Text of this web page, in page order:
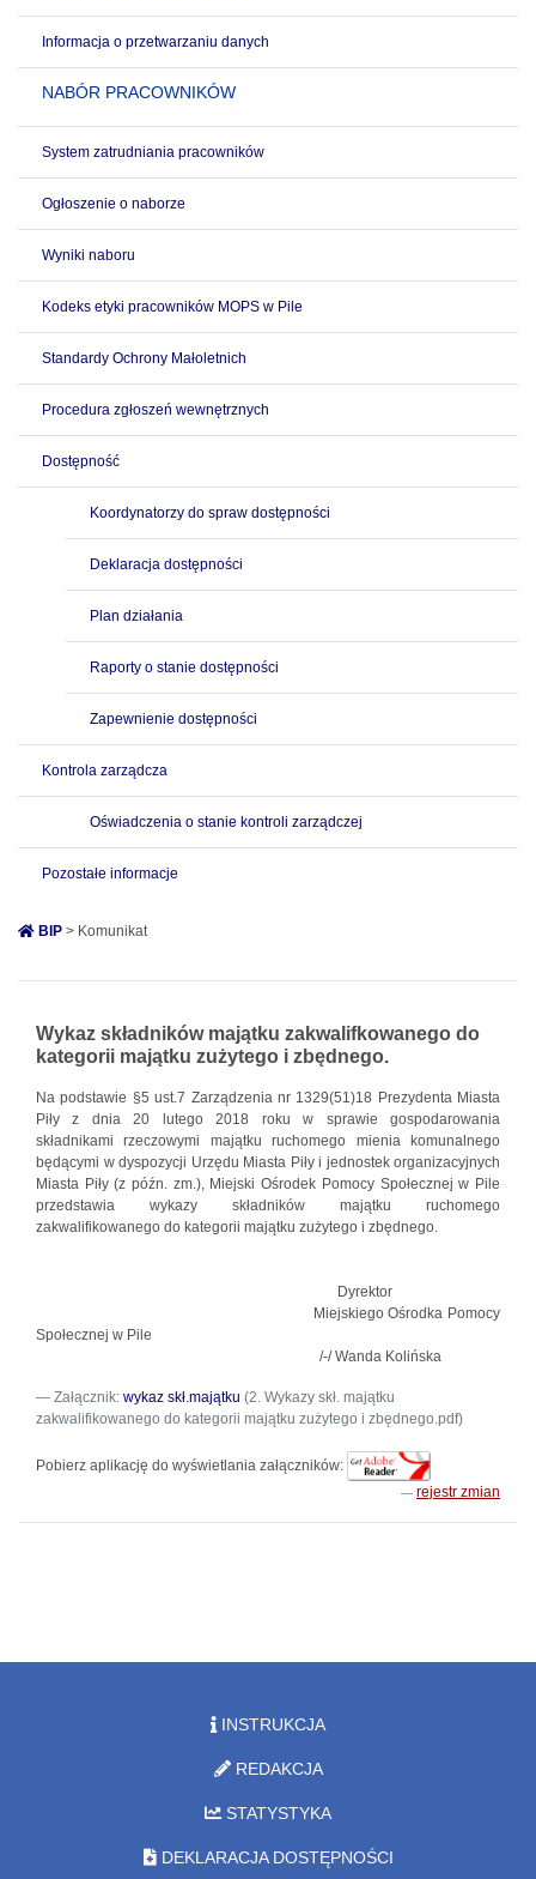
Informacja o przetwarzaniu danych
NABÓR PRACOWNIKÓW
System zatrudniania pracowników
Ogłoszenie o naborze
Wyniki naboru
Kodeks etyki pracowników MOPS w Pile
Standardy Ochrony Małoletnich
Procedura zgłoszeń wewnętrznych
Dostępność
Koordynatorzy do spraw dostępności
Deklaracja dostępności
Plan działania
Raporty o stanie dostępności
Zapewnienie dostępności
Kontrola zarządcza
Oświadczenia o stanie kontroli zarządczej
Pozostałe informacje
BIP > Komunikat
Wykaz składników majątku zakwalifkowanego do
kategorii majątku zużytego i zbędnego.
Na podstawie §5 ust.7 Zarządzenia nr 1329(51)18 Prezydenta Miasta
Piły z dnia 20 lutego 2018 roku w sprawie gospodarowania
składnikami rzeczowymi majątku ruchomego mienia komunalnego
będącymi w dyspozycji Urzędu Miasta Piły i jednostek organizacyjnych
Miasta Piły (z późn. zm.), Miejski Ośrodek Pomocy Społecznej w Pile
przedstawia wykazy składników majątku ruchomego
zakwalifikowanego do kategorii majątku zużytego i zbędnego.
Dyrektor
Miejskiego Ośrodka Pomocy
Społecznej w Pile
/-/ Wanda Kolińska
Załącznik: wykaz skł.majątku (2. Wykazy skł. majątku
zakwalifikowanego do kategorii majątku zużytego i zbędnego.pdf)
Pobierz aplikację do wyświetlania załączników:
rejestr zmian
INSTRUKCJA
REDAKCJA
STATYSTYKA
DEKLARACJA DOSTĘPNOŚCI